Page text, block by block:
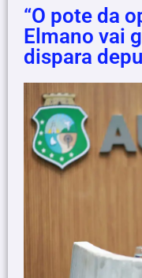
“O pote da
Elmano vai
dispara